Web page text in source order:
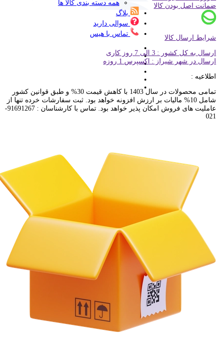
همه دسته بندی کالا ها
بلاگ
سوالی دارید
تماس با هیس
ضمانت اصل بودن کالا
شرایط ارسال کالا
ارسال به کل کشور : 3 الی 7 روز کاری
ارسال در شهر شیراز : اکسپرس 1 روزه
اطلاعیه :
تمامی محصولات در سال 1403 با کاهش قیمت 30% و طبق قوانین کشور
شامل 10% مالیات بر ارزش افزونه خواهد بود. ثبت سفارشات خرده تنها از
عاملیت های فروش امکان پذیر خواهد بود. تماس با کارشناسان : 91691267-
021